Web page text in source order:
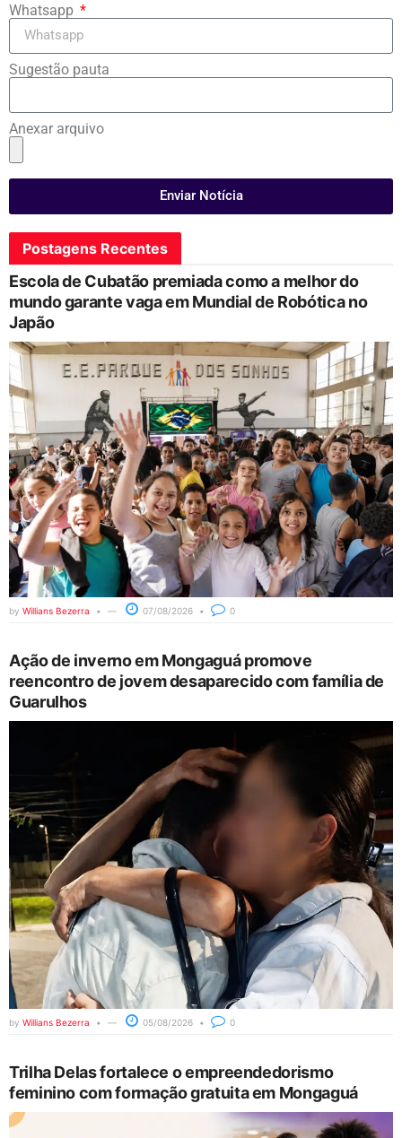
Whatsapp
Sugestão pauta
Anexar arquivo
Enviar Notícia
Postagens Recentes
Escola de Cubatão premiada como a melhor do
mundo garante vaga em Mundial de Robótica no
Japão
by Willians Bezerra 07/08/2026 0
Ação de inverno em Mongaguá promove
reencontro de jovem desaparecido com família de
Guarulhos
by Willians Bezerra 05/08/2026 0
Trilha Delas fortalece o empreendedorismo
feminino com formação gratuita em Mongaguá